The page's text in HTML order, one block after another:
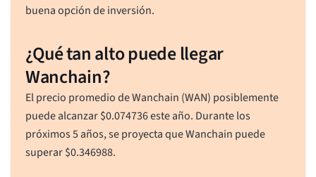
buena opción de inversión.
¿Qué tan alto puede llegar
Wanchain?
El precio promedio de Wanchain (WAN) posiblemente
puede alcanzar$0.074736este año. Durante los
próximos 5 años, se proyecta que Wanchain puede
superar$0.346988.